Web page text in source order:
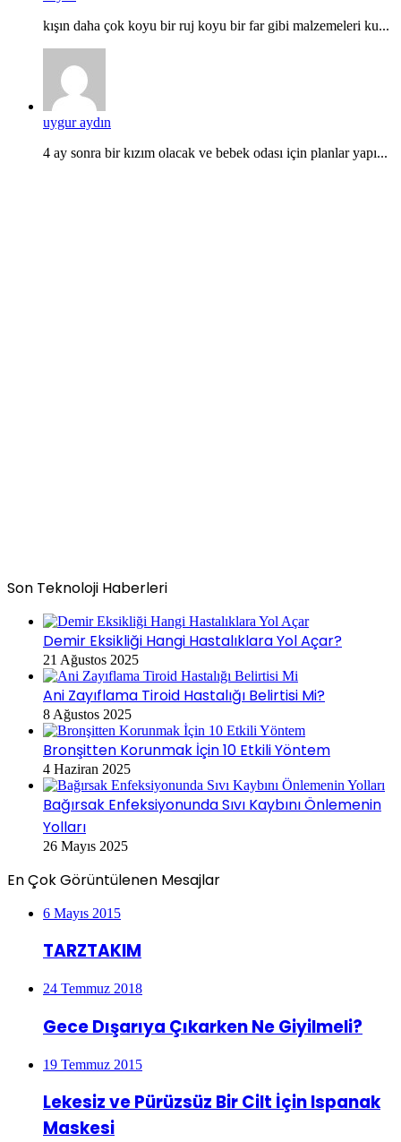
kışın daha çok koyu bir ruj koyu bir far gibi malzemeleri ku...
uygur aydın
4 ay sonra bir kızım olacak ve bebek odası için planlar yapı...
Son Teknoloji Haberleri
Demir Eksikliği Hangi Hastalıklara Yol Açar?
21 Ağustos 2025
Ani Zayıflama Tiroid Hastalığı Belirtisi Mi?
8 Ağustos 2025
Bronşitten Korunmak İçin 10 Etkili Yöntem
4 Haziran 2025
Bağırsak Enfeksiyonunda Sıvı Kaybını Önlemenin
Yolları
26 Mayıs 2025
En Çok Görüntülenen Mesajlar
6 Mayıs 2015
TARZTAKIM
24 Temmuz 2018
Gece Dışarıya Çıkarken Ne Giyilmeli?
19 Temmuz 2015
Lekesiz ve Pürüzsüz Bir Cilt İçin Ispanak
Maskesi